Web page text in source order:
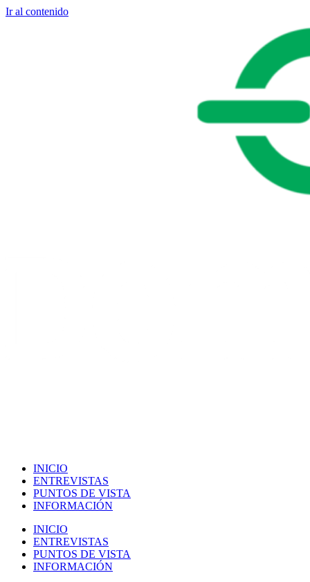
Ir al contenido
INICIO
ENTREVISTAS
PUNTOS DE VISTA
INFORMACIÓN
INICIO
ENTREVISTAS
PUNTOS DE VISTA
INFORMACIÓN